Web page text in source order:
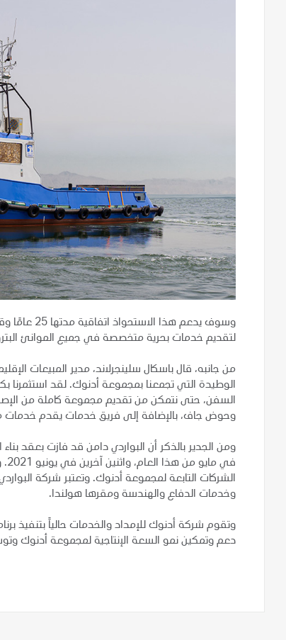
وسوف يدعم
لتقديم خدمات بحرية متخصصة في جميع الموانئ
من جانبه، قال باسكال سلينجرلاند، مدير المبيعات
الوطيدة التي تجمعنا بمجموعة أدنوك. لقد استثمرنا
السفن، حتى نتمكن من تقديم مجموعة كاملة من
وحوض جاف، بالإضافة إلى فريق خدمات يقدم خدمات
ومن الجدير بالذكر أن البواردي دامن قد فازت بعقد
الشركات التابعة لمجموعة أدنوك. وتعتبر شركة
وخدمات الدفاع والهندسة ومقرها هولندا.
وتقوم شركة أدنوك للإمداد والخدمات حالياً بتنفيذ
دعم وتمكين نمو السعة الإنتاجية لمجموعة أدنوك